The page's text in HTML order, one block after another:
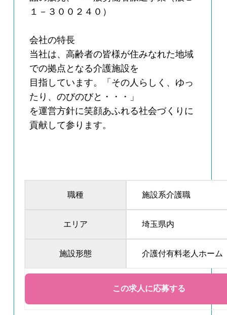
１－３００２４０）
会社の特長
当社は、高齢者の皆様が住みなれた地域
での拠点となる介護施設を
目指しています。「その人らしく、ゆっ
たり、のびのびと・・・」
を運営方針に笑顔あふれる社会づくりに
貢献して参ります。
職種 施設系介護職
エリア 埼玉県内
施設形態 介護付有料老人ホーム